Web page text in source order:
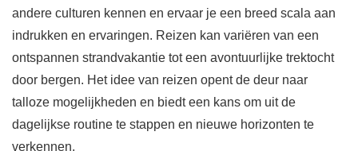
andere culturen kennen en ervaar je een breed scala aan
indrukken en ervaringen. Reizen kan variëren van een
ontspannen strandvakantie tot een avontuurlijke trektocht
door bergen. Het idee van reizen opent de deur naar
talloze mogelijkheden en biedt een kans om uit de
dagelijkse routine te stappen en nieuwe horizonten te
verkennen.